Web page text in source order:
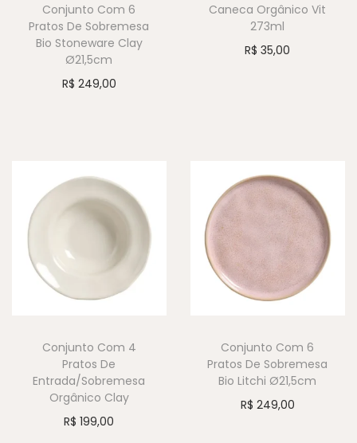
Conjunto Com 6
Pratos De Sobremesa
Bio Stoneware Clay
Ø21,5cm
R$ 249,00
Caneca Orgânico Vit
273ml
R$ 35,00
Conjunto Com 4
Pratos De
Entrada/Sobremesa
Orgânico Clay
R$ 199,00
Conjunto Com 6
Pratos De Sobremesa
Bio Litchi Ø21,5cm
R$ 249,00